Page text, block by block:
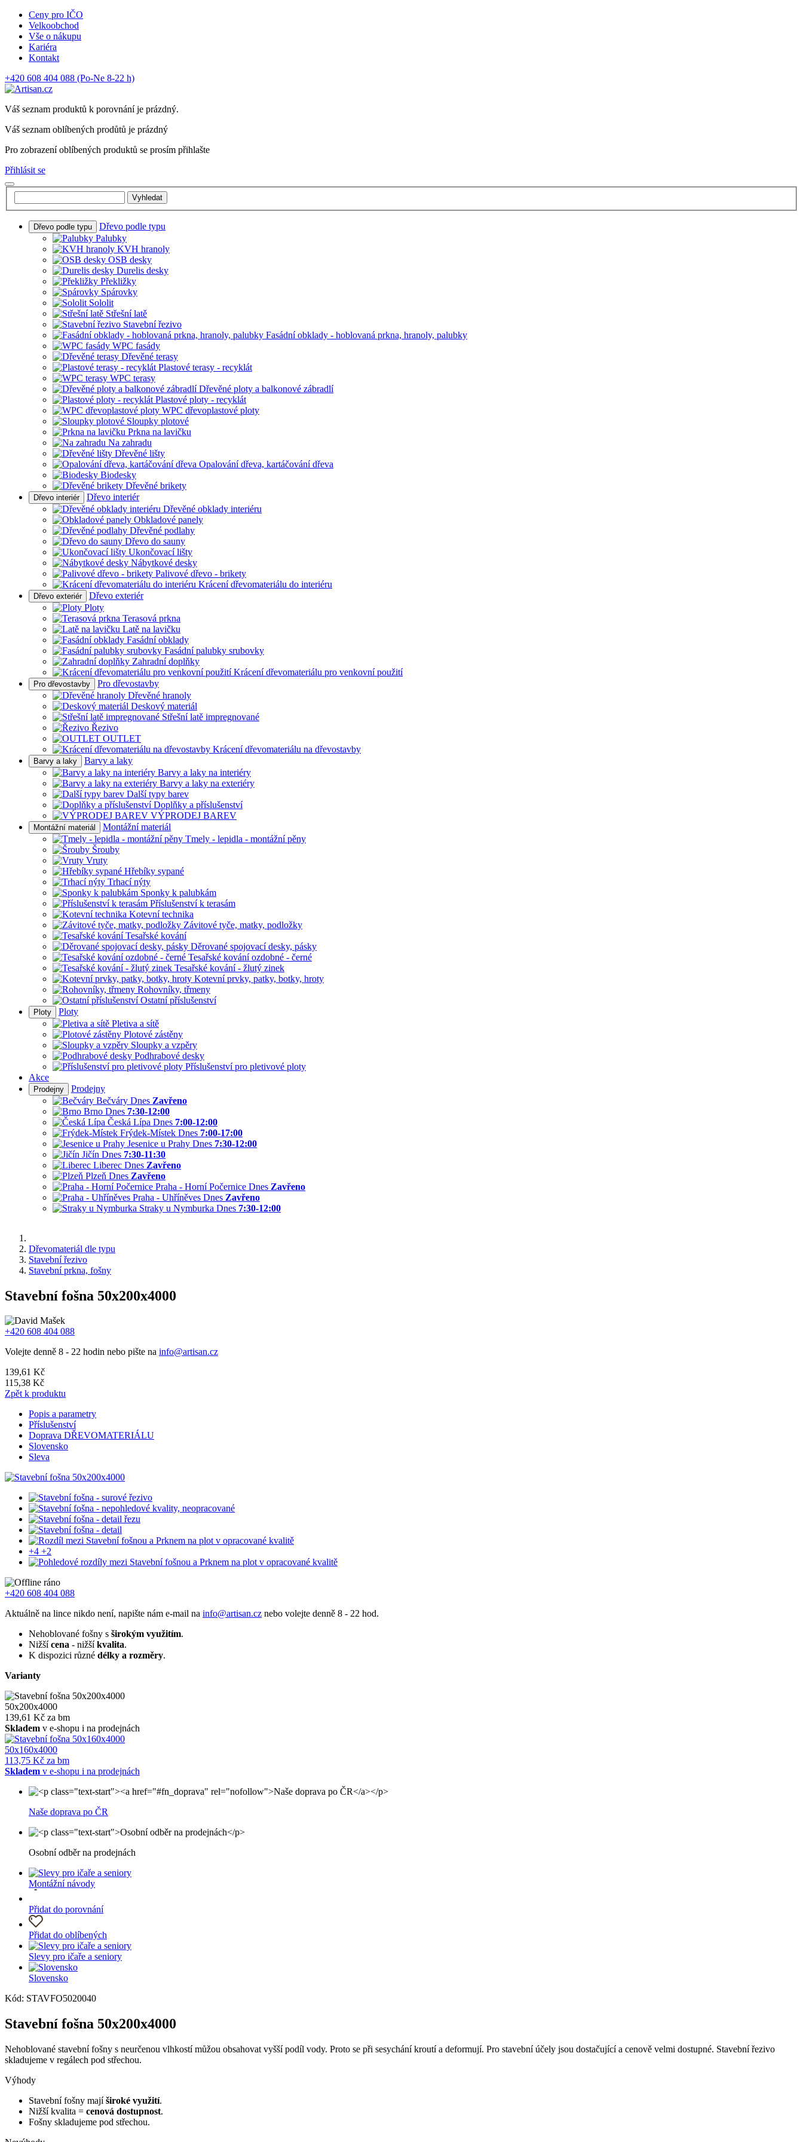
Ceny pro IČO
Velkoobchod
Vše o nákupu
Kariéra
Kontakt
+420 608 404 088 (Po-Ne 8-22 h)
Váš seznam produktů k porovnání je prázdný.
Váš seznam oblíbených prodůtů je prázdný
Pro zobrazení oblíbených produktů se prosím přihlašte
Přihlásit se
Vyhledat
Dřevo podle typu
Dřevo podle typu
Palubky
KVH hranoly
OSB desky
Durelis desky
Překližky
Spárovky
Sololit
Střešní latě
Stavební řezivo
Fasádní obklady - hoblovaná prkna, hranoly, palubky
WPC fasády
Dřevěné terasy
Plastové terasy - recyklát
WPC terasy
Dřevěné ploty a balkonové zábradlí
Plastové ploty - recyklát
WPC dřevoplastové ploty
Sloupky plotové
Prkna na lavičku
Na zahradu
Dřevěné lišty
Opalování dřeva, kartáčování dřeva
Biodesky
Dřevěné brikety
Dřevo interiér
Dřevo interiér
Dřevěné obklady interiéru
Obkladové panely
Dřevěné podlahy
Dřevo do sauny
Ukončovací lišty
Nábytkové desky
Palivové dřevo - brikety
Krácení dřevomateriálu do interiéru
Dřevo exteriér
Dřevo exteriér
Ploty
Terasová prkna
Latě na lavičku
Fasádní obklady
Fasádní palubky srubovky
Zahradní doplňky
Krácení dřevomateriálu pro venkovní použití
Pro dřevostavby
Pro dřevostavby
Dřevěné hranoly
Deskový materiál
Střešní latě impregnované
Řezivo
OUTLET
Krácení dřevomateriálu na dřevostavby
Barvy a laky
Barvy a laky
Barvy a laky na interiéry
Barvy a laky na exteriéry
Další typy barev
Doplňky a příslušenství
VÝPRODEJ BAREV
Montážní materiál
Montážní materiál
Tmely - lepidla - montážní pěny
Šrouby
Vruty
Hřebíky sypané
Trhací nýty
Sponky k palubkám
Příslušenství k terasám
Kotevní technika
Závitové tyče, matky, podložky
Tesařské kování
Děrované spojovací desky, pásky
Tesařské kování ozdobné - černé
Tesařské kování - žlutý zinek
Kotevní prvky, patky, botky, hroty
Rohovníky, třmeny
Ostatní příslušenství
Ploty
Ploty
Pletiva a sítě
Plotové zástěny
Sloupky a vzpěry
Podhrabové desky
Příslušenství pro pletivové ploty
Akce
Prodejny
Prodejny
Bečváry Dnes Zavřeno
Brno Dnes 7:30-12:00
Česká Lípa Dnes 7:00-12:00
Frýdek-Místek Dnes 7:00-17:00
Jesenice u Prahy Dnes 7:30-12:00
Jičín Dnes 7:30-11:30
Liberec Dnes Zavřeno
Plzeň Dnes Zavřeno
Praha - Horní Počernice Dnes Zavřeno
Praha - Uhříněves Dnes Zavřeno
Straky u Nymburka Dnes 7:30-12:00
Dřevomateriál dle typu
Stavební řezivo
Stavební prkna, fošny
Stavební fošna 50x200x4000
+420 608 404 088
Volejte denně 8 - 22 hodin nebo pište na info@artisan.cz
139,61 Kč
115,38 Kč
Zpět k produktu
Popis a parametry
Příslušenství
Doprava DŘEVOMATERIÁLU
Slovensko
Sleva
+4 +2
+420 608 404 088
Aktuálně na lince nikdo není, napište nám e-mail na info@artisan.cz nebo volejte denně 8 - 22 hod.
Nehoblované fošny s širokým využitím.
Nižšícena - nižšíkvalita.
K dispozici různé délky a rozměry.
Varianty
50x200x4000
139,61 Kč za bm
Skladem v e-shopu i na prodejnách
50x160x4000
113,75 Kč za bm
Skladem v e-shopu i na prodejnách
Naše doprava po ČR
Osobní odběr na prodejnách
Montážní návody
Přidat do porovnání
Přidat do oblíbených
Slevy pro ičaře a seniory
Slovensko
Kód: STAVFO5020040
Stavební fošna 50x200x4000
Nehoblované stavební fošny s neurčenou vlhkostí můžou obsahovat vyšší podíl vody. Proto se při sesychání kroutí a deformují. Pro stavební účely jsou dostačující a cenově velmi dostupné. Stavební řezivo
skladujeme v regálech pod střechou.
Výhody
Stavební fošny majíširoké využití.
Nižší kvalita = cenová dostupnost.
Fošny skladujeme pod střechou.